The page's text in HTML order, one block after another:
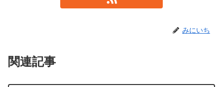
みにいち
関連記事